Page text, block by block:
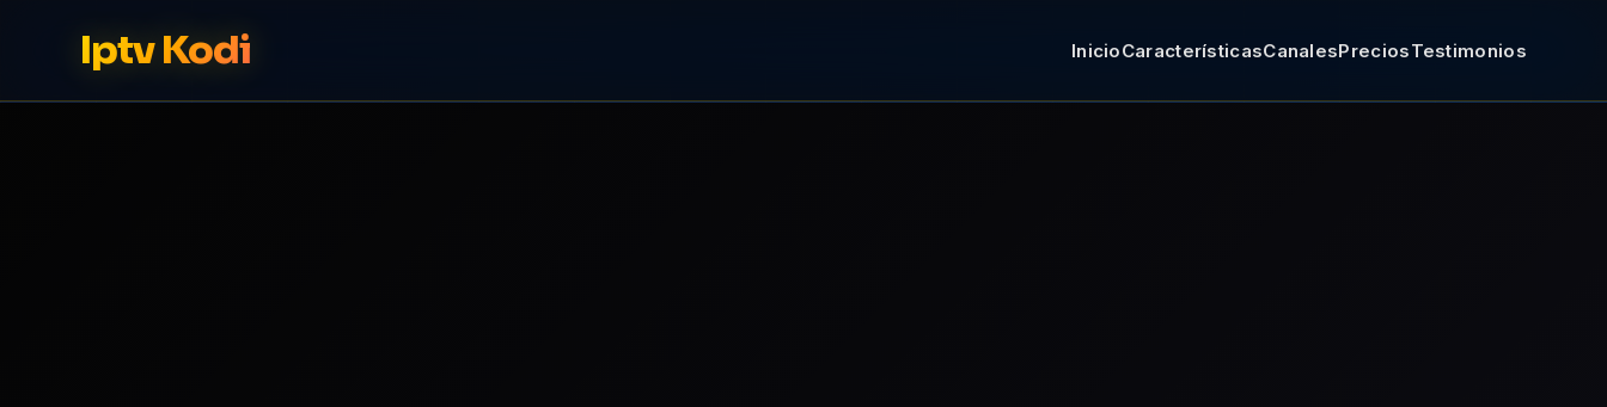
Iptv Kodi InicioCaracterísticasCanalesPreciosTestimonios